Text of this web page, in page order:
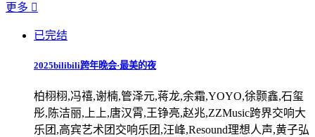
更多 
已完结
2025bilibili跨年晚会·最美的夜
柏栩栩,冯禧,谢楠,管泽元,蒋龙,余霜,YOYO,徐颢鑫,石玺
彤,陈洁丽,上上,唐汉霄,王铮亮,赵兆,ZZMusic跨界交响大
乐团,高宾艺术团交响乐团,汪峰,Resound理想人声,黄子弘